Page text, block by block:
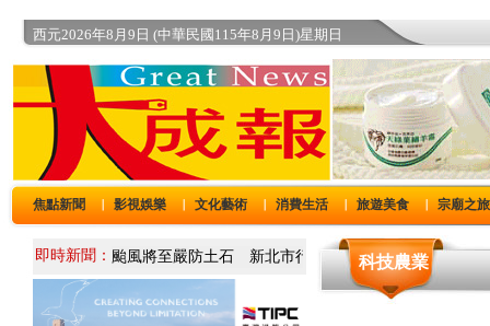
西元2026年8月9日 (中華民國115年8月9日)星期日
焦點新聞 影視娛樂 文化藝術 消費生活 旅遊美食 宗廟之旅
即時新聞： 科技農業